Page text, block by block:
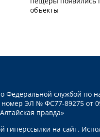
объекты
Федеральной службой по
ЭЛ № ФС77-89275 от
правда»
гиперссылки на сайт.